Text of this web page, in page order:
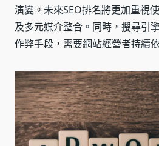
演變。未來SEO排名將更加重視
及多元媒介整合。同時，搜尋引
作弊手段，需要網站經營者持續